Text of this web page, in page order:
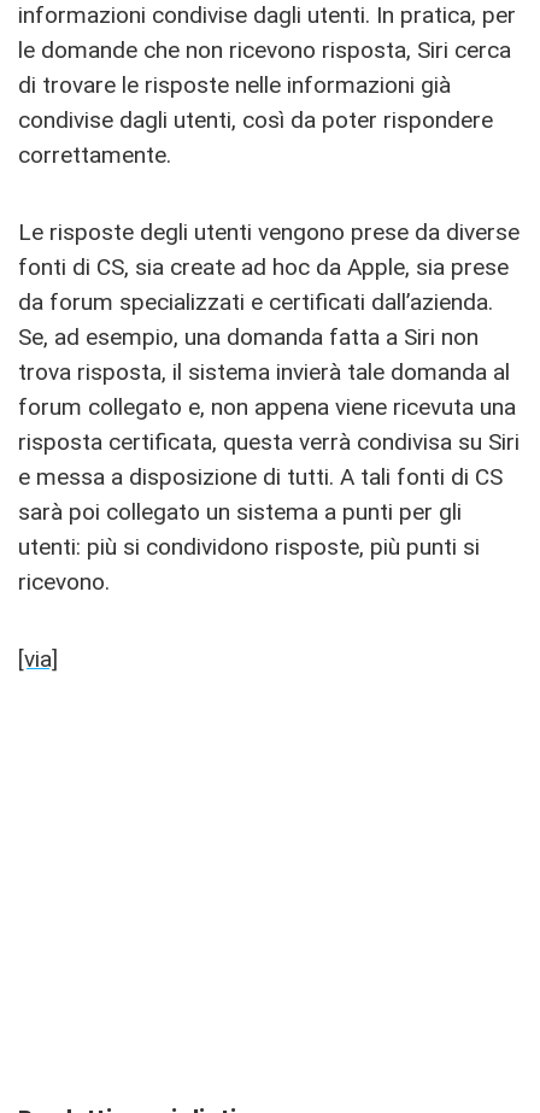
informazioni condivise dagli utenti. In pratica, per
le domande che non ricevono risposta, Siri cerca
di trovare le risposte nelle informazioni già
condivise dagli utenti, così da poter rispondere
correttamente.
Le risposte degli utenti vengono prese da diverse
fonti di CS, sia create ad hoc da Apple, sia prese
da forum specializzati e certificati dall’azienda.
Se, ad esempio, una domanda fatta a Siri non
trova risposta, il sistema invierà tale domanda al
forum collegato e, non appena viene ricevuta una
risposta certificata, questa verrà condivisa su Siri
e messa a disposizione di tutti. A tali fonti di CS
sarà poi collegato un sistema a punti per gli
utenti: più si condividono risposte, più punti si
ricevono.
[via]